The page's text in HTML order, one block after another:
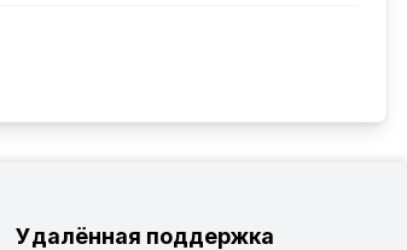
Удалённая поддержка